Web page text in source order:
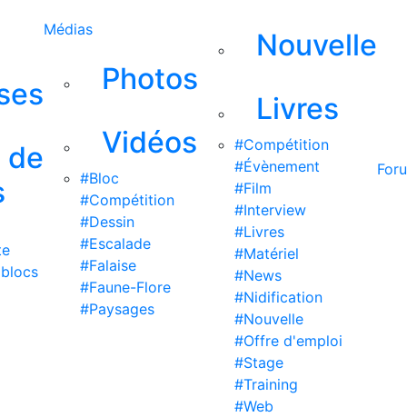
de
Médias
Photos
Vidéos
#Bloc
#Compétition
#Dessin
#Escalade
#Falaise
#Faune-Flore
#Paysages
Nouvelle
Livres
#Compétition
#Évènement
#Film
#Interview
#Livres
#Matériel
#News
#Nidification
#Nouvelle
#Offre d'emploi
#Stage
#Training
#Web